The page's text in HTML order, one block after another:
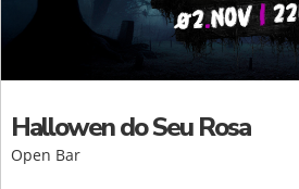
Hallowen do Seu Rosa
Open Bar